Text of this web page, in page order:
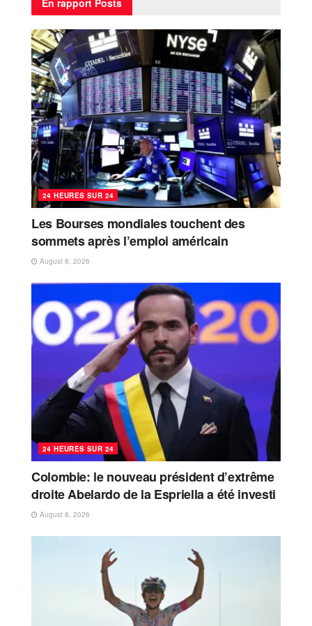
En rapport Posts
24 HEURES SUR 24
Les Bourses mondiales touchent des
sommets après l’emploi américain
August 8, 2026
24 HEURES SUR 24
Colombie: le nouveau président d’extrême
droite Abelardo de la Espriella a été investi
August 8, 2026